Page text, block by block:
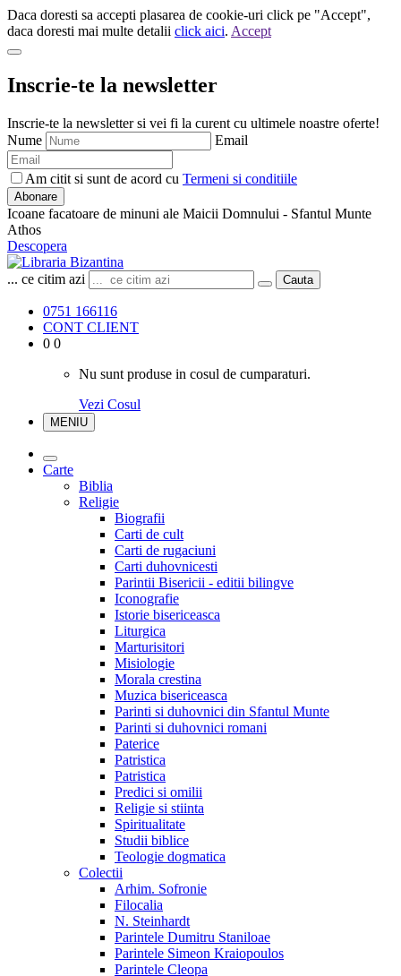
Daca doresti sa accepti plasarea de cookie-uri click pe "Accept",
daca doresti mai multe detalii click aici. Accept
Inscrie-te la newsletter
Inscrie-te la newsletter si vei fi la curent cu ultimele noastre oferte!
Nume
Email
Am citit si sunt de acord cu Termeni si conditiile
Abonare
Icoane facatoare de minuni ale Maicii Domnului - Sfantul Munte
Athos
Descopera
... ce citim azi Cauta
0751 166116
CONT CLIENT
0 0
Nu sunt produse in cosul de cumparaturi.
Vezi Cosul
MENIU
Carte
Biblia
Religie
Biografii
Carti de cult
Carti de rugaciuni
Carti duhovnicesti
Parintii Bisericii - editii bilingve
Iconografie
Istorie bisericeasca
Liturgica
Marturisitori
Misiologie
Morala crestina
Muzica bisericeasca
Parinti si duhovnici din Sfantul Munte
Parinti si duhovnici romani
Paterice
Patristica
Patristica
Predici si omilii
Religie si stiinta
Spiritualitate
Studii biblice
Teologie dogmatica
Colectii
Arhim. Sofronie
Filocalia
N. Steinhardt
Parintele Dumitru Staniloae
Parintele Simeon Kraiopoulos
Parintele Cleopa